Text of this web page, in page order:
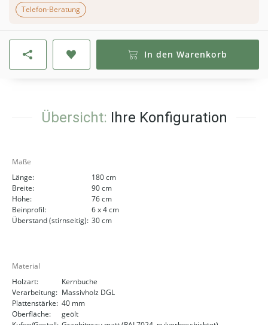
Telefon-Beratung
In den Warenkorb
Übersicht: Ihre Konfiguration
Maße
Länge:
180 cm
Breite:
90 cm
Höhe:
76 cm
Beinprofil:
6 x 4 cm
Überstand (stirnseitig): 30 cm
Material
Holzart:
Kernbuche
Verarbeitung: Massivholz DGL
Plattenstärke: 40 mm
Oberfläche:
geölt